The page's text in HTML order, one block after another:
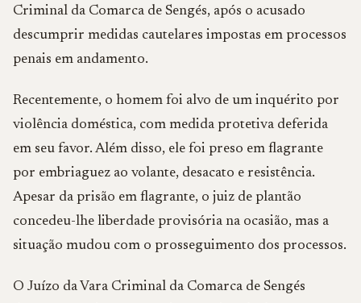
Criminal da Comarca de Sengés, após o acusado
descumprir medidas cautelares impostas em processos
penais em andamento.
Recentemente, o homem foi alvo de um inquérito por
violência doméstica, com medida protetiva deferida
em seu favor. Além disso, ele foi preso em flagrante
por embriaguez ao volante, desacato e resistência.
Apesar da prisão em flagrante, o juiz de plantão
concedeu-lhe liberdade provisória na ocasião, mas a
situação mudou com o prosseguimento dos processos.
O Juízo da Vara Criminal da Comarca de Sengés